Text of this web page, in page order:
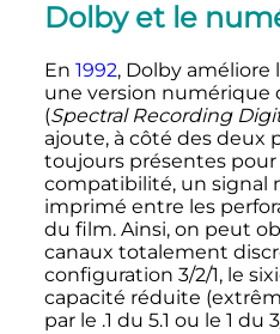
Dolby et le
En 1992, Dolby améliore
une version numérique
(Spectral Recording
ajoute, à côté des deux
toujours présentes pour
compatibilité, un signal
imprimé entre les
du film. Ainsi, on peut
canaux totalement
configuration 3/2/1, le
capacité réduite
par le .1 du 5.1 ou le 1 du